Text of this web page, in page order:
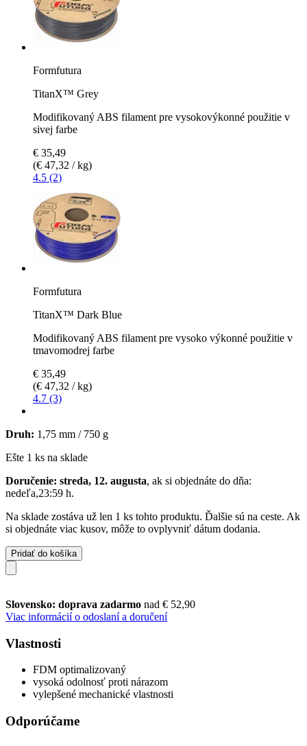
Formfutura
TitanX™ Grey
Modifikovaný ABS filament pre vysokovýkonné použitie v
sivej farbe
€ 35,49
(€ 47,32 / kg)
4.5 (2)
Formfutura
TitanX™ Dark Blue
Modifikovaný ABS filament pre vysoko výkonné použitie v
tmavomodrej farbe
€ 35,49
(€ 47,32 / kg)
4.7 (3)
Druh: 1,75 mm / 750 g
Ešte 1 ks na sklade
Doručenie: streda, 12. augusta, ak si objednáte do dňa:
nedeľa,23:59 h.
Na sklade zostáva už len 1 ks tohto produktu. Ďalšie sú na ceste. Ak
si objednáte viac kusov, môže to ovplyvniť dátum dodania.
Pridať do košíka
Slovensko: doprava zadarmo nad € 52,90
Viac informácií o odoslaní a doručení
Vlastnosti
FDM optimalizovaný
vysoká odolnosť proti nárazom
vylepšené mechanické vlastnosti
Odporúčame